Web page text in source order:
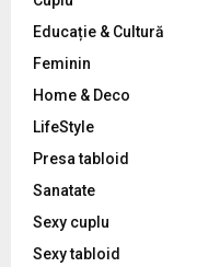
Educație & Cultură
Feminin
Home & Deco
LifeStyle
Presa tabloid
Sanatate
Sexy cuplu
Sexy tabloid